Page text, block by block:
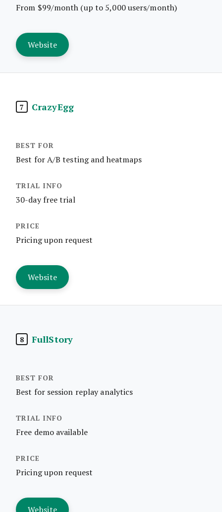
From $99/month (up to 5,000 users/month)
Website
7 CrazyEgg
Best for A/B testing and heatmaps
30-day free trial
Pricing upon request
Website
8 FullStory
Best for session replay analytics
Free demo available
Pricing upon request
Website